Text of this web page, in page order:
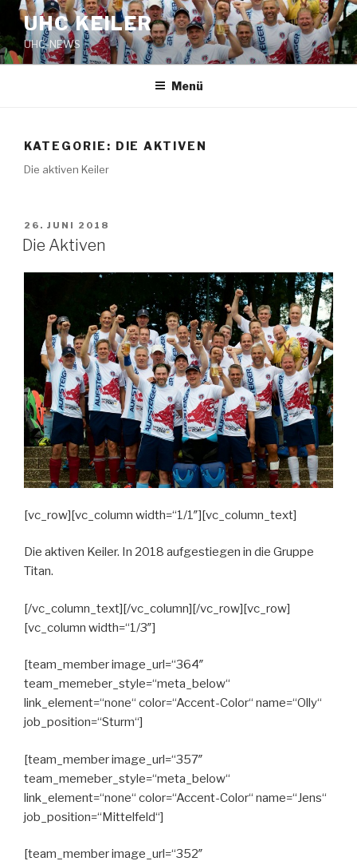
Zum
Inhalt
springen
UHC KEILER
UHC-NEWS
Menü
KATEGORIE: DIE AKTIVEN
Die aktiven Keiler
VERÖFFENTLICHT
AM
26. JUNI 2018
Die Aktiven
[vc_row][vc_column width=“1/1″][vc_column_text]
Die aktiven Keiler. In 2018 aufgestiegen in die Gruppe
Titan.
[/vc_column_text][/vc_column][/vc_row][vc_row]
[vc_column width=“1/3″]
[team_member image_url=“364″
team_memeber_style=“meta_below“
link_element=“none“ color=“Accent-Color“ name=“Olly“
job_position=“Sturm“]
[team_member image_url=“357″
team_memeber_style=“meta_below“
link_element=“none“ color=“Accent-Color“ name=“Jens“
job_position=“Mittelfeld“]
[team_member image_url=“352″